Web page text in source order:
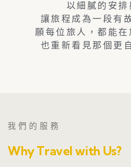
以細膩的安排
讓旅程成為一段有
願每位旅人，都能
也重新看見那個更
我們的服務
Why Travel with Us?